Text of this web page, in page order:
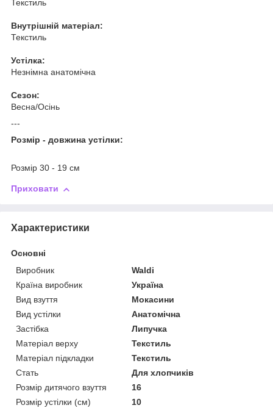
Текстиль
Внутрішній матеріал:
Текстиль
Устілка:
Незнімна анатомічна
Сезон:
Весна/Осінь
---
Розмір - довжина устілки:
Розмір 30 - 19 см
Приховати
Характеристики
Основні
Виробник
Waldi
Країна виробник
Україна
Вид взуття
Мокасини
Вид устілки
Анатомічна
Застібка
Липучка
Матеріал верху
Текстиль
Матеріал підкладки
Текстиль
Стать
Для хлопчиків
Розмір дитячого взуття
16
Розмір устілки (см)
10